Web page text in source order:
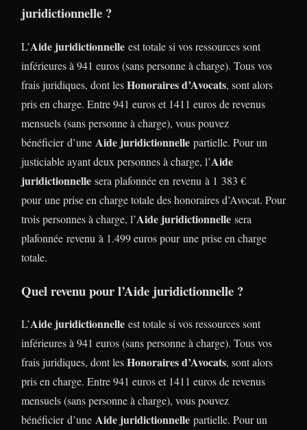
juridictionnelle ?
L’Aide juridictionnelle est totale si vos ressources sont
inférieures à 941 euros (sans personne à charge). Tous vos
frais juridiques, dont lesHonoraires d’Avocats, sont alors
pris en charge. Entre 941 euros et 1411 euros de revenus
mensuels (sans personne à charge), vous pouvez
bénéficier d’une Aide juridictionnelle partielle. Pour un
justiciable ayant deux personnes à charge, l’Aide
juridictionnelle sera plafonnée en revenu à 1 383 €
pour une prise en charge totale des honoraires d’Avocat. Pour
trois personnes à charge, l’Aide juridictionnelle sera
plafonnée revenu à 1.499 euros pour une prise en charge
totale.
Quel revenu pour l’Aide juridictionnelle ?
L’Aide juridictionnelle est totale si vos ressources sont
inférieures à 941 euros (sans personne à charge). Tous vos
frais juridiques, dont lesHonoraires d’Avocats, sont alors
pris en charge. Entre 941 euros et 1411 euros de revenus
mensuels (sans personne à charge), vous pouvez
bénéficier d’une Aide juridictionnelle partielle. Pour un